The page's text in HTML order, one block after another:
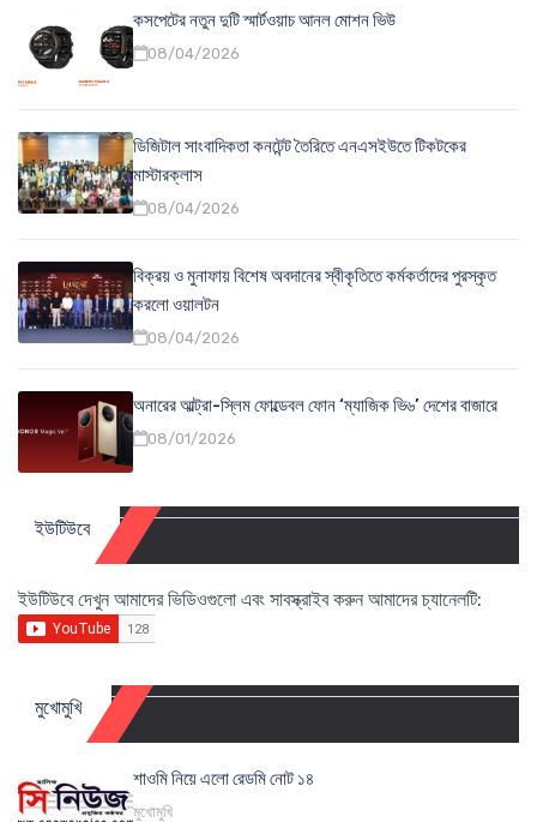
কসপেটের নতুন দুটি স্মার্টওয়াচ আনল মোশন ভিউ
08/04/2026
ডিজিটাল সাংবাদিকতা কনটেন্ট তৈরিতে এনএসইউতে টিকটকের
মাস্টারক্লাস
08/04/2026
বিক্রয় ও মুনাফায় বিশেষ অবদানের স্বীকৃতিতে কর্মকর্তাদের পুরস্কৃত
করলো ওয়ালটন
08/04/2026
অনারের আল্ট্রা-স্লিম ফোল্ডেবল ফোন ‘ম্যাজিক ভি৬’ দেশের বাজারে
08/01/2026
ইউটিউবে
ইউটিউবে দেখুন আমাদের ভিডিওগুলো এবং সাবস্ক্রাইব করুন আমাদের চ্যানেলটি:
মুখোমুখি
শাওমি নিয়ে এলো রেডমি নোট ১৪
মুখোমুখি